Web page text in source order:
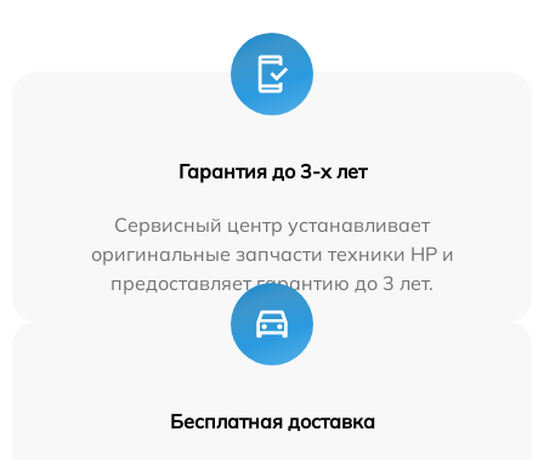
Гарантия до 3-х лет
Сервисный центр устанавливает
оригинальные запчасти техники HP и
предоставляет гарантию до 3 лет.
Бесплатная доставка